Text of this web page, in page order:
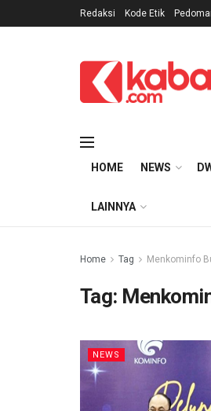
Redaksi Kode Etik
HOME NEWS
LAINNYA
Home Tag Menkominfo
Tag:
NEWS